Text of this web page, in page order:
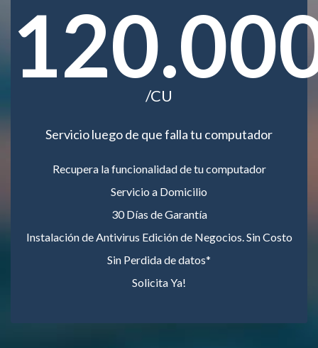
/CU
Servicio luego de que falla tu computador
Recupera la funcionalidad de tu computador
Servicio a Domicilio
30 Días de Garantía
Instalación de Antivirus Edición de Negocios. Sin Costo
Sin Perdida de datos*
Solicita Ya!